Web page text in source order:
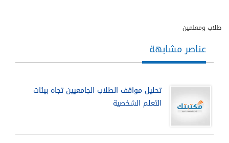
طلاب ومعلمين
عناصر مشابهة
تحليل مواقف الطلاب الجامعيين تجاه بيئات
التعلم الشخصية